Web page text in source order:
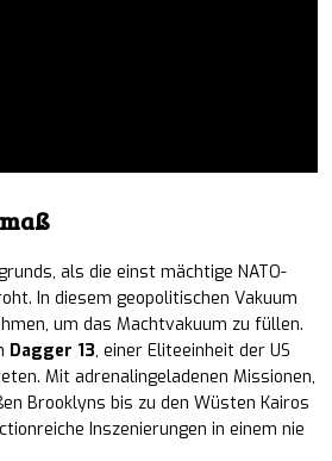
Tauben-Dating-Spiel in
NEWS
von 1 Million Spielern:
als die einst mächtige NATO-
In diesem geopolitischen Vakuum
um das Machtvakuum zu füllen.
Dagger 13, einer Eliteeinheit der US
Mit adrenalingeladenen Missionen,
Brooklyns bis zu den Wüsten Kairos
Inszenierungen in einem nie